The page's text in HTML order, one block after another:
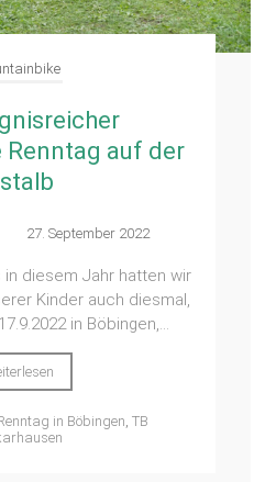
auf der
27. September 2022
diesem Jahr hatten wir
Kinder auch diesmal,
in Böbingen,...
in Böbingen, TB